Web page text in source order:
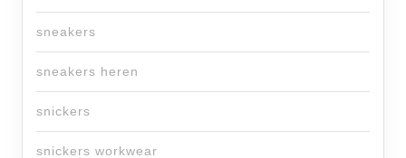
sneakers
sneakers heren
snickers
snickers workwear